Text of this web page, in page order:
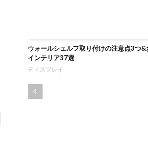
ウォールシェルフ取り付けの注意点3つ&
インテリア37選
ディスプレイ